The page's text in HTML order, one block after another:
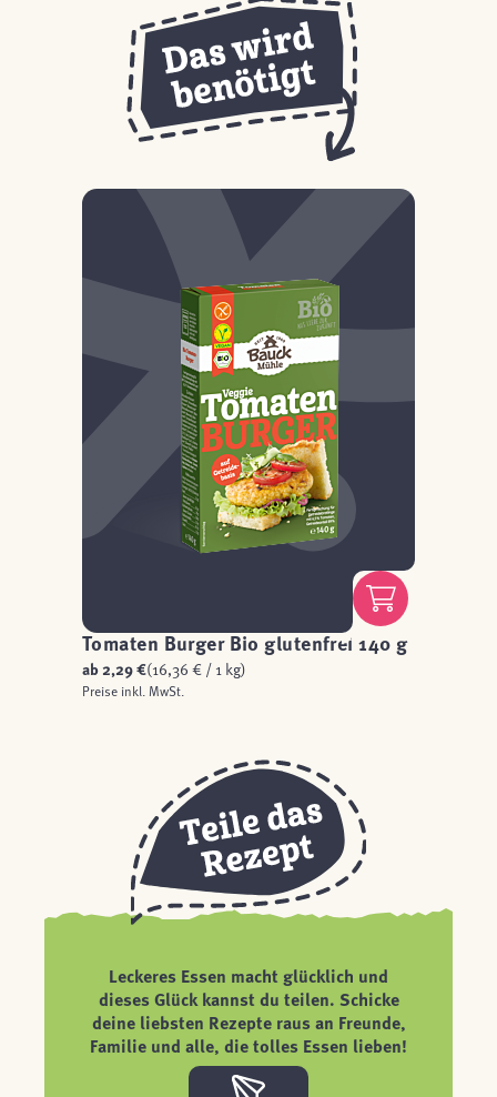
Tomaten Burger Bio glutenfrei 140 g
ab 2,29 €(16,36 € / 1 kg)
Preise inkl. MwSt.
Leckeres Essen macht glücklich und
dieses Glück kannst du teilen. Schicke
deine liebsten Rezepte raus an Freunde,
Familie und alle, die tolles Essen lieben!